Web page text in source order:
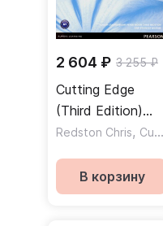
2 604 ₽ 3 255 ₽
Cutting Edge
(Third Edition)
Starter Workbook
тетрадь +
ответы
Redston Chris, Cunningham Sarah
В корзину